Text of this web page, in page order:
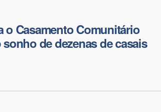
o Casamento Comunitário
sonho de dezenas de casais